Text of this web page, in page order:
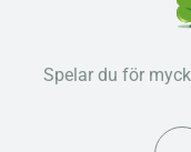
Spelar du för